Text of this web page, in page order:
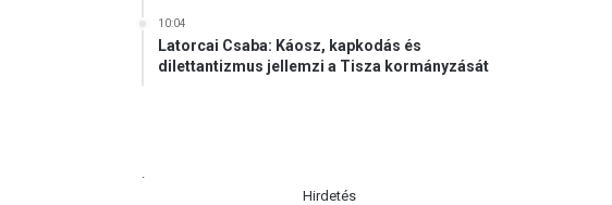
10:04
Latorcai Csaba: Káosz, kapkodás és
dilettantizmus jellemzi a Tisza kormányzását
.
Hirdetés